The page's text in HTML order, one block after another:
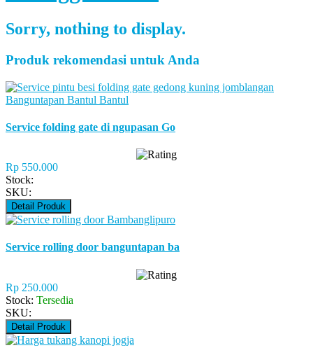
Sorry, nothing to display.
Produk rekomendasi untuk Anda
Service folding gate di ngupasan Go
Rp 550.000
Stock:
SKU:
Detail Produk
Service rolling door banguntapan ba
Rp 250.000
Stock: Tersedia
SKU:
Detail Produk